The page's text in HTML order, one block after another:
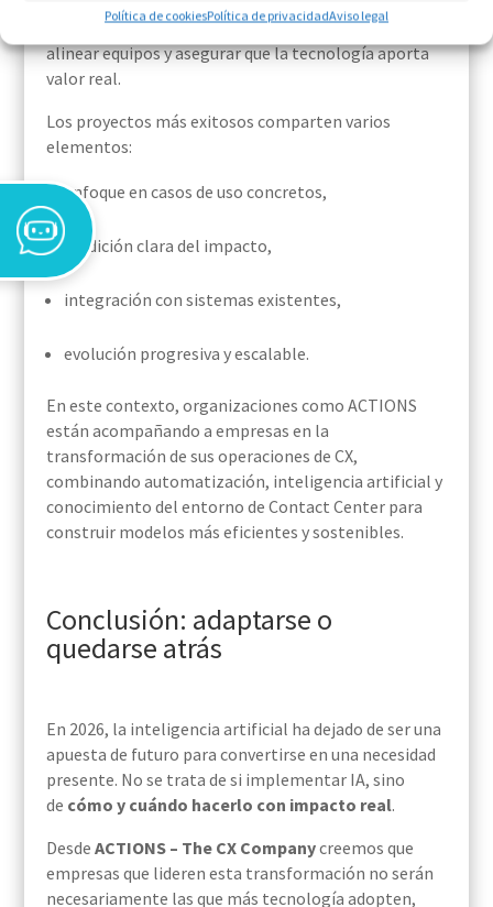
Política de cookiesPolítica de privacidadAviso legal
añadir herramientas, sino de rediseñar procesos,
alinear equipos y asegurar que la tecnología aporta
valor real.
Los proyectos más exitosos comparten varios
elementos:
enfoque en casos de uso concretos,
medición clara del impacto,
integración con sistemas existentes,
evolución progresiva y escalable.
En este contexto, organizaciones como ACTIONS
están acompañando a empresas en la
transformación de sus operaciones de CX,
combinando automatización, inteligencia artificial y
conocimiento del entorno de Contact Center para
construir modelos más eficientes y sostenibles.
Conclusión: adaptarse o
quedarse atrás
En 2026, la inteligencia artificial ha dejado de ser una
apuesta de futuro para convertirse en una necesidad
presente. No se trata de si implementar IA, sino
de cómo y cuándo hacerlo con impacto real.
Desde ACTIONS – The CX Companycreemos que
empresas que lideren esta transformación no serán
necesariamente las que más tecnología adopten,